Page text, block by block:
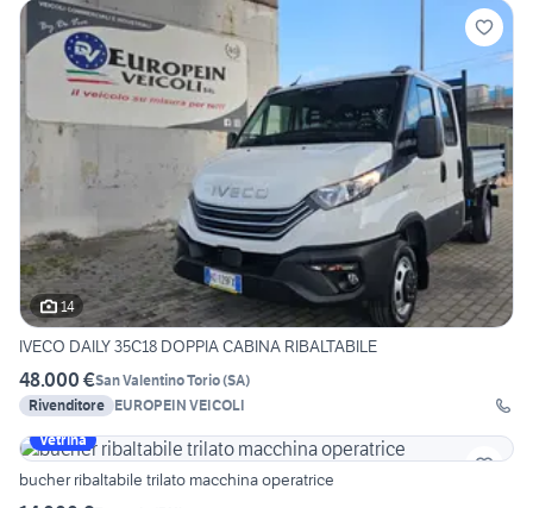
14
IVECO DAILY 35C18 DOPPIA CABINA RIBALTABILE
48.000 €San Valentino Torio(SA)
Rivenditore EUROPEIN VEICOLI
Vetrina
bucher ribaltabile trilato macchina operatrice